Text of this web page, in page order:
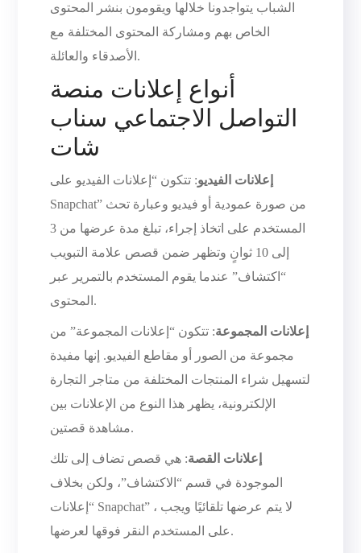
الشباب يتواجدونا خلالها ويقومون بنشر المحتوى
الخاص بهم ومشاركة المحتوى المختلفة مع
الأصدقاء والعائلة.
أنواع إعلانات منصة
التواصل الاجتماعي سناب
شات
إعلانات الفيديو: تتكون “إعلانات الفيديو على
Snapchat” من صورة عمودية أو فيديو وعبارة تحث
المستخدم على اتخاذ إجراء، تبلغ مدة عرضها من 3
إلى 10 ثوانٍ وتظهر ضمن قصص علامة التبويب
“اكتشاف” عندما يقوم المستخدم بالتمرير عبر
المحتوى.
إعلانات المجموعة: تتكون “إعلانات المجموعة” من
مجموعة من الصور أو مقاطع الفيديو. إنها مفيدة
لتسهيل شراء المنتجات المختلفة من متاجر التجارة
الإلكترونية، يظهر هذا النوع من الإعلانات بين
مشاهدة قصتين.
إعلانات القصة: هي قصص تضاف إلى تلك
الموجودة في قسم “الاكتشاف”، ولكن بخلاف
“إعلانات Snapchat” ، لا يتم عرضها تلقائيًا ويجب
على المستخدم النقر فوقها لعرضها.